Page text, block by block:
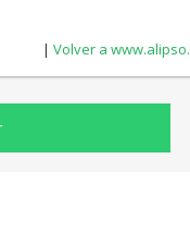
| Volver a